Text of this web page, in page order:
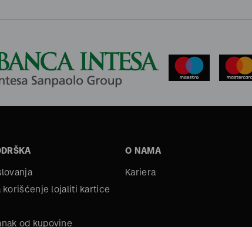
korišćenje lojaliti kartice
od kupovine
O NAMA
Kariera